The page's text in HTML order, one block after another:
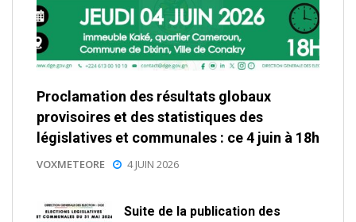
Proclamation des résultats globaux
provisoires et des statistiques des
législatives et communales : ce 4 juin à 18h
VOXMETEORE 4 JUIN 2026
Suite de la publication des